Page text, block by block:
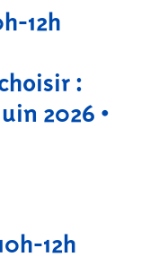
12h
:
2026 •
12h